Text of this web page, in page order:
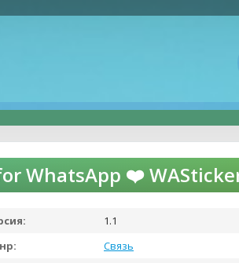
WhatsApp ❤️
1.1
Связь